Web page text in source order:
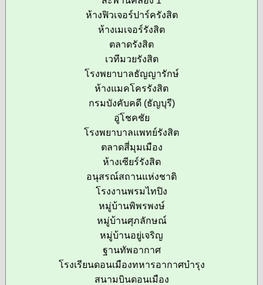
ห้างฟิวเจอร์ปาร์ครังสิต
ห้างเมเจอร์รังสิต
ตลาดรังสิต
เวทีมวยรังสิต
โรงพยาบาลธัญญารักษ์
ห้างแมคโครรังสิต
กรมบังคับคดี (ธัญบุรี)
อู่โชคชัย
โรงพยาบาลแพทย์รังสิต
ตลาดสี่มุมเมือง
ห้างเซียร์รังสิต
อนุสรณ์สถานแห่งชาติ
โรงงานพรมไทปิง
หมู่บ้านพิพรพงษ์
หมู่บ้านศุภลักษณ์
หมู่บ้านอยู่เจริญ
ฐานทัพอากาศ
โรงเรียนดอนเมืองทหารอากาศบำรุง
สนามบินดอนเมือง